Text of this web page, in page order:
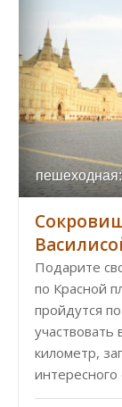
Подарите
по Красной
пройдутся
участвовать
километр,
интересного